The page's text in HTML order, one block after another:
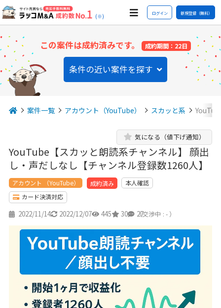
(※) ログイン 新規登録（無料）
この案件は成約済みです。 成約期間：22日
条件の近い案件を探す
案件一覧 アカウント（YouTube） スカッと系
YouTube【スカッと朗読系チャンネル】 顔出
し・声だしなし【チャンネル登録数1260人】
気になる（値下げ通知）
アカウント （YouTube） 成約済み
本人確認
カード決済対応
2022/11/14 2022/12/07 445 30 27
（交渉中 : - ）